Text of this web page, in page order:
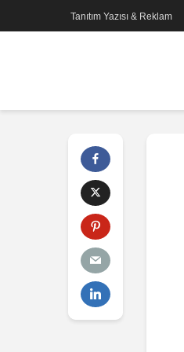
Tanıtım Yazısı & Reklam